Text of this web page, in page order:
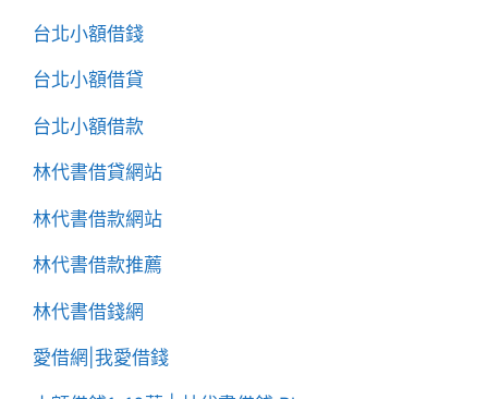
台北小額借錢
台北小額借貸
台北小額借款
林代書借貸網站
林代書借款網站
林代書借款推薦
林代書借錢網
愛借網|我愛借錢